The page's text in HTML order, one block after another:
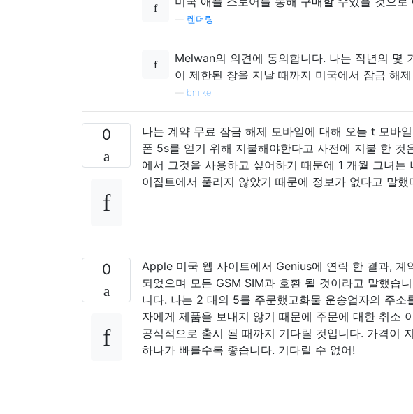
렌더링
Melwan의 의견에 동의합니다. 나는 작년의 몇
이 제한된 창을 지날 때까지 미국에서 잠금 해
bmike
0
나는 계약 무료 잠금 해제 모바일에 대해 오늘 t 모바
폰 5s를 얻기 위해 지불해야한다고 사전에 지불 한
에서 그것을 사용하고 싶어하기 때문에 1 개월 그녀
이집트에서 풀리지 않았기 때문에 정보가 없다고 말했
0
Apple 미국 웹 사이트에서 Genius에 연락 한 결과,
되었으며 모든 GSM SIM과 호환 될 것이라고 말했습
니다. 나는 2 대의 5를 주문했고화물 운송업자의 주
자에게 제품을 보내지 않기 때문에 주문에 대한 취소
공식적으로 출시 될 때까지 기다릴 것입니다. 가격이
하나가 빠를수록 좋습니다. 기다릴 수 없어!